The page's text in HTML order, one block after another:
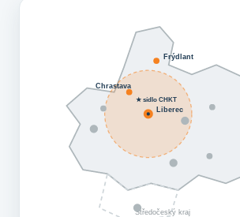
Středočeský kraj
Liberec
Chrastava
Frýdlant
★ sídlo CHKT